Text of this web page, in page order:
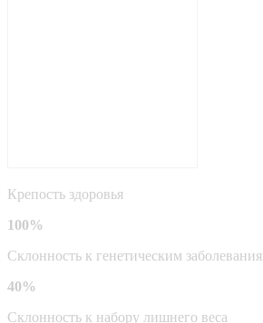
Крепость здоровья
100%
Склонность к генетическим
40%
Склонность к набору лишнего веса